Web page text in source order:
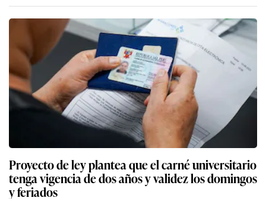
Proyecto de ley plantea que el carné universitario
tenga vigencia de dos años y validez los domingos
y feriados